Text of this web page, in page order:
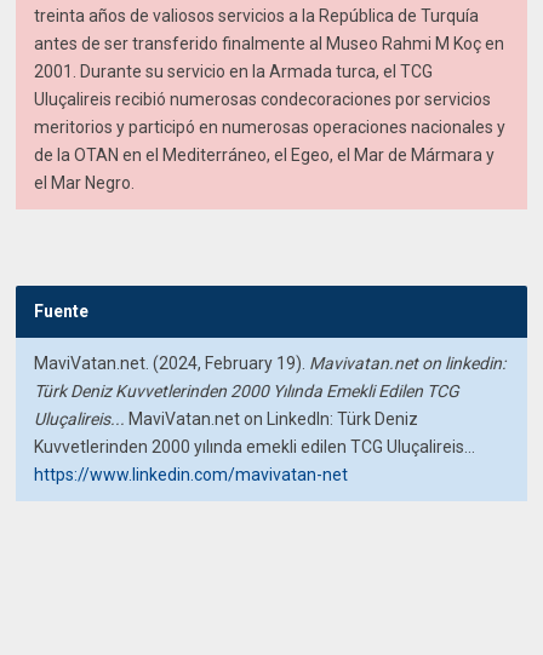
treinta años de valiosos servicios a la República de Turquía
antes de ser transferido finalmente al Museo Rahmi M Koç en
2001. Durante su servicio en la Armada turca, el TCG
Uluçalireis recibió numerosas condecoraciones por servicios
meritorios y participó en numerosas operaciones nacionales y
de la OTAN en el Mediterráneo, el Egeo, el Mar de Mármara y
el Mar Negro.
Fuente
MaviVatan.net. (2024, February 19). Mavivatan.net on linkedin:
Türk Deniz Kuvvetlerinden 2000 Yılında Emekli Edilen TCG
Uluçalireis... MaviVatan.net on LinkedIn: Türk Deniz
Kuvvetlerinden 2000 yılında emekli edilen TCG Uluçalireis...
https://www.linkedin.com/mavivatan-net